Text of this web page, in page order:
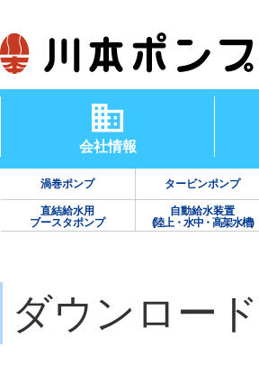
会社情報
渦巻ポンプ タービンポンプ
直結給水用
ブースタポンプ
自動給水装置
(陸上・水中・高架水槽)
ダウンロー